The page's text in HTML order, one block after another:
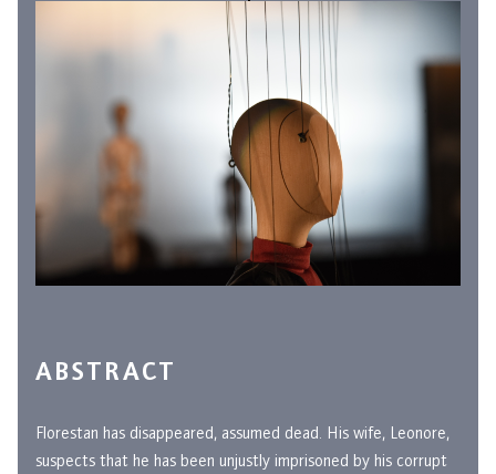
ABSTRACT
Florestan has disappeared, assumed dead. His wife, Leonore,
suspects that he has been unjustly imprisoned by his corrupt